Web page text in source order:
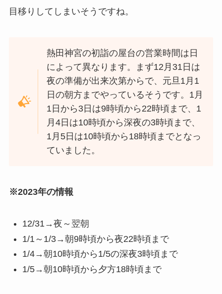
目移りしてしまいそうですね。
熱田神宮の初詣の屋台の営業時間は日
によって異なります。まず12月31日は
夜の準備が出来次第からで、元旦1月1
日の朝方までやっているそうです。1月
1日から3日は9時頃から22時頃まで、1
月4日は10時頃から深夜の3時頃まで、
1月5日は10時頃から18時頃までとなっ
ていました。
※2023年の情報
12/31→夜～翌朝
1/1～1/3→朝9時頃から夜22時頃まで
1/4→朝10時頃から1/5の深夜3時頃まで
1/5→朝10時頃から夕方18時頃まで